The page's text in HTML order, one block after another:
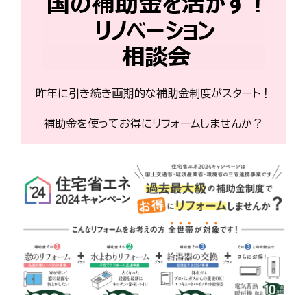
昨年に引き続き画期的な補助金制度がスタート！
補助金を使ってお得にリフォームしませんか？